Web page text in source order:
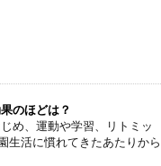
のほどは？
め、運動や学習、リトミッ
生活に慣れてきたあたりから